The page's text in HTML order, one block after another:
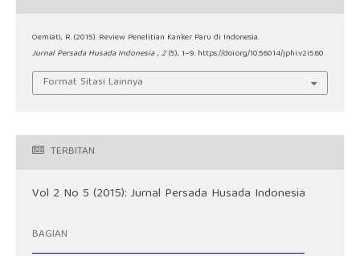
Oemiati, R. (2015). Review Penelitian Kanker Paru di Indonesia.
Jurnal Persada Husada Indonesia ,2 (5), 1–9. https://doi.org/10.56014/jphi.v2i5.60
Format Sitasi Lainnya
TERBITAN
Vol 2 No 5 (2015): Jurnal Persada Husada Indonesia
BAGIAN